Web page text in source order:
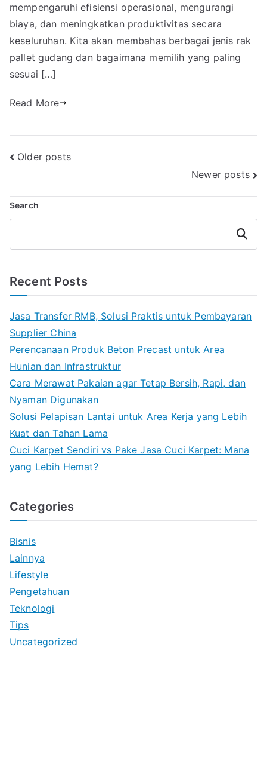
mempengaruhi efisiensi operasional, mengurangi
biaya, dan meningkatkan produktivitas secara
keseluruhan. Kita akan membahas berbagai jenis rak
pallet gudang dan bagaimana memilih yang paling
sesuai […]
Read More
Posts
Older posts
Newer posts
Search
Search
Recent Posts
Jasa Transfer RMB, Solusi Praktis untuk Pembayaran
Supplier China
Perencanaan Produk Beton Precast untuk Area
Hunian dan Infrastruktur
Cara Merawat Pakaian agar Tetap Bersih, Rapi, dan
Nyaman Digunakan
Solusi Pelapisan Lantai untuk Area Kerja yang Lebih
Kuat dan Tahan Lama
Cuci Karpet Sendiri vs Pake Jasa Cuci Karpet: Mana
yang Lebih Hemat?
Categories
Bisnis
Lainnya
Lifestyle
Pengetahuan
Teknologi
Tips
Uncategorized